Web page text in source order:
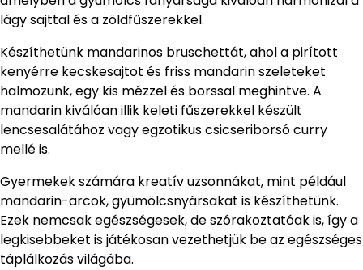
lágy sajttal és a zöldfűszerekkel.
Készíthetünk mandarinos bruschettát, ahol a pirított
kenyérre kecskesajtot és friss mandarin szeleteket
halmozunk, egy kis mézzel és borssal meghintve. A
mandarin kiválóan illik keleti fűszerekkel készült
lencsesalátához vagy egzotikus csicseriborsó curry
mellé is.
Gyermekek számára kreatív uzsonnákat, mint például
mandarin-arcok, gyümölcsnyársakat is készíthetünk.
Ezek nemcsak egészségesek, de szórakoztatóak is, így a
legkisebbeket is játékosan vezethetjük be az egészséges
táplálkozás világába.